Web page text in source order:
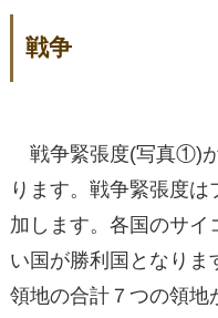
戦争
戦争緊張度(写真①)
ります。戦争緊張度
加します。各国のサイ
い国が勝利国となり
領地の合計７つの領地